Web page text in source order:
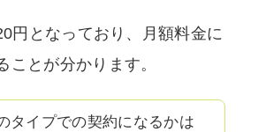
円となっており、月額料金に
ことが分かります。
タイプでの契約になるかは